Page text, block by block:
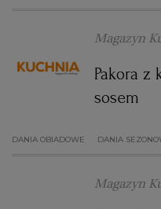
Magazyn
Pakora z
sosem
DANIA OBIADOWE DANIA
Magazyn